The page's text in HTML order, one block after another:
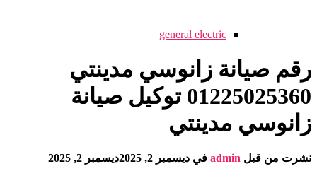
general electric
رقم صيانة زانوسي مدينتي
01225025360 توكيل صيانة
زانوسي مدينتي
نشرت من قبل admin في ديسمبر 2, 2025 ديسمبر 2, 2025